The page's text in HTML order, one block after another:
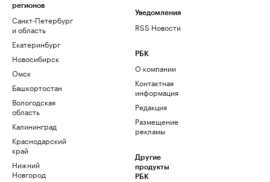
регионов
Санкт-Петербург
и область
Екатеринбург
Новосибирск
Омск
Башкортостан
Вологодская
область
Калининград
Краснодарский
край
Нижний
Новгород
Уведомления
RSS Новости
РБК
О компании
Контактная
информация
Редакция
Размещение
рекламы
Другие
продукты
РБК